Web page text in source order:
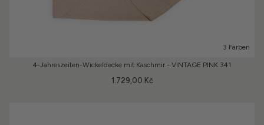
3 Farben
4-Jahreszeiten-Wickeldecke mit Kaschmir - VINTAGE PINK 341
1.729,00 Kč